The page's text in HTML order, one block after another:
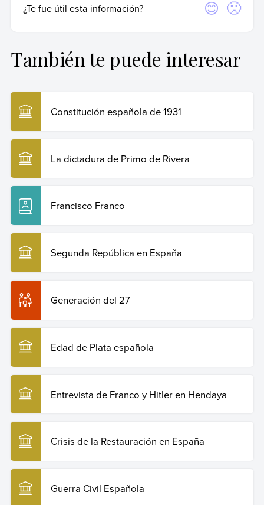
normas APA, que es una forma estandarizada internacionalmente
Equipo editorial, Etecé (16 de febrero de 2026).
29 de julio de 2026 de
https://humanidades.com/falangismo/.
Copiar cita
¿Te fue útil esta información? Sí No
También te puede interesar
Constitución española de 1931
La dictadura de Primo de Rivera
Francisco Franco
Segunda República en España
Generación del 27
Edad de Plata española
Entrevista de Franco y Hitler en Hendaya
Crisis de la Restauración en España
Guerra Civil Española